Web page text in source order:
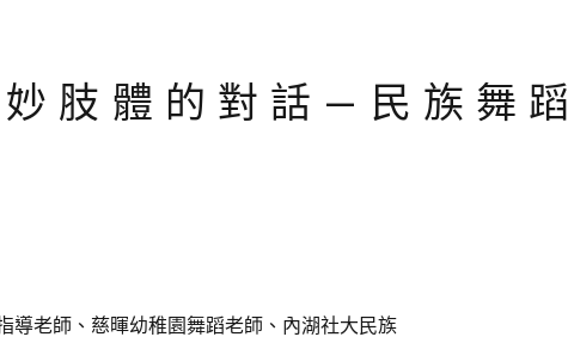
肢體的對話—民族舞蹈
導老師、慈暉幼稚園舞蹈老師、內湖社大民族